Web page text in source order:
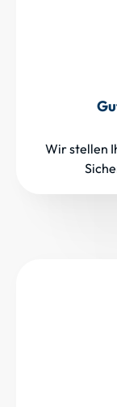
Wir stellen